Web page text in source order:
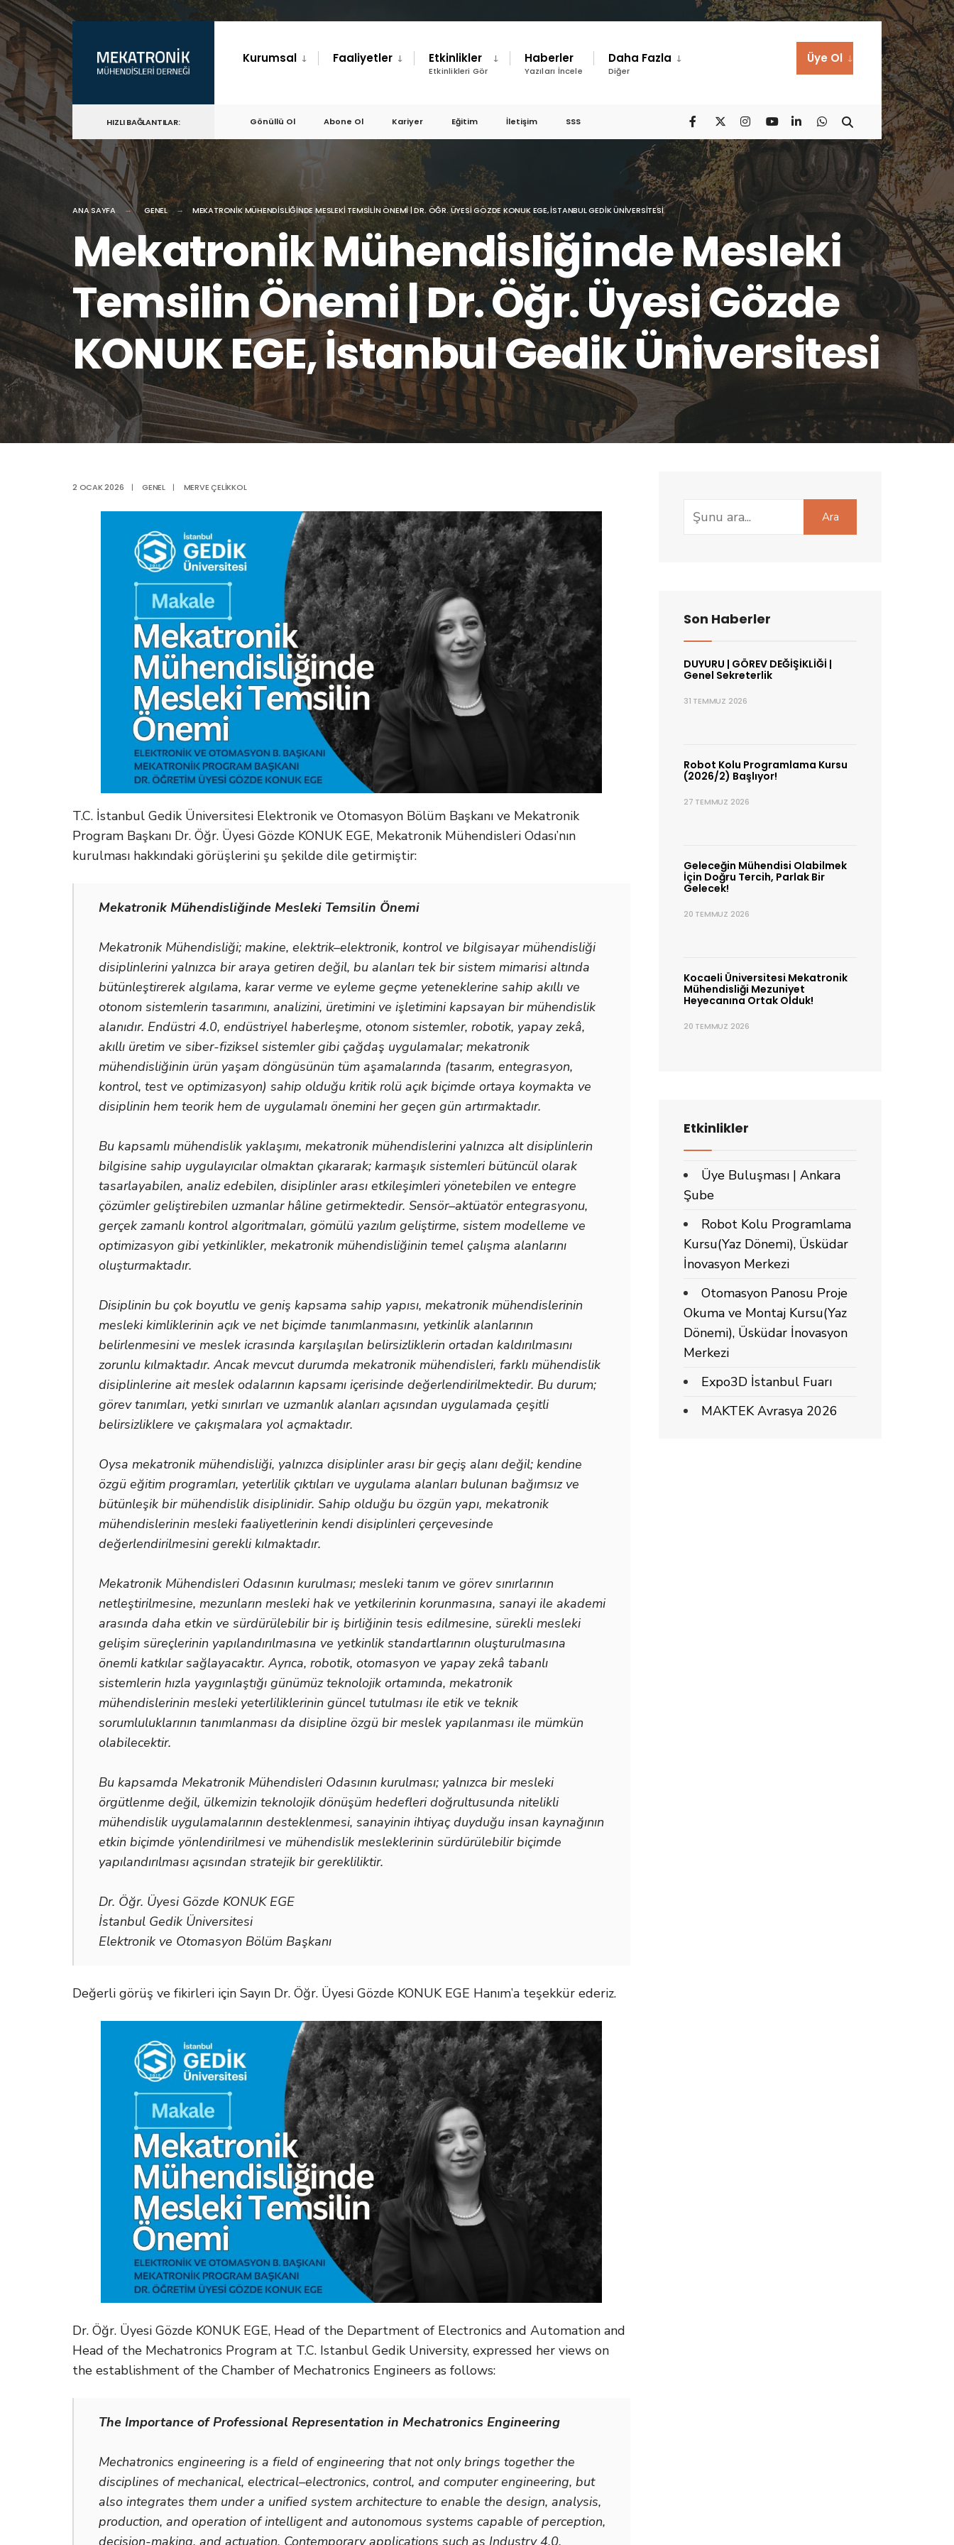
content
Kurumsal Faaliyetler Etkinlikler
Etkinlikleri Gör
Haberler
Yazıları İncele
Daha Fazla
Diğer
Üye Ol
HIZLI BAĞLANTILAR: Gönüllü Ol Abone Ol Kariyer Eğitim İletişim SSS
ANA SAYFA GENEL MEKATRONIK MÜHENDISLIĞINDE MESLEKI TEMSILIN ÖNEMI | DR. ÖĞR. ÜYESI GÖZDE KONUK EGE, İSTANBUL GEDIK ÜNIVERSITESI
Mekatronik Mühendisliğinde Mesleki
Temsilin Önemi | Dr. Öğr. Üyesi Gözde
KONUK EGE, İstanbul Gedik Üniversitesi
2 OCAK 2026 | GENEL | MERVE ÇELIKKOL
T.C. İstanbul Gedik Üniversitesi Elektronik ve Otomasyon Bölüm Başkanı ve Mekatronik
Program Başkanı Dr. Öğr. Üyesi Gözde KONUK EGE, Mekatronik Mühendisleri Odası’nın
kurulması hakkındaki görüşlerini şu şekilde dile getirmiştir:
Mekatronik Mühendisliğinde Mesleki Temsilin Önemi
Mekatronik Mühendisliği; makine, elektrik–elektronik, kontrol ve bilgisayar mühendisliği
disiplinlerini yalnızca bir araya getiren değil, bu alanları tek bir sistem mimarisi altında
bütünleştirerek algılama, karar verme ve eyleme geçme yeteneklerine sahip akıllı ve
otonom sistemlerin tasarımını, analizini, üretimini ve işletimini kapsayan bir mühendislik
alanıdır. Endüstri 4.0, endüstriyel haberleşme, otonom sistemler, robotik, yapay zekâ,
akıllı üretim ve siber-fiziksel sistemler gibi çağdaş uygulamalar; mekatronik
mühendisliğinin ürün yaşam döngüsünün tüm aşamalarında (tasarım, entegrasyon,
kontrol, test ve optimizasyon) sahip olduğu kritik rolü açık biçimde ortaya koymakta ve
disiplinin hem teorik hem de uygulamalı önemini her geçen gün artırmaktadır.
Bu kapsamlı mühendislik yaklaşımı, mekatronik mühendislerini yalnızca alt disiplinlerin
bilgisine sahip uygulayıcılar olmaktan çıkararak; karmaşık sistemleri bütüncül olarak
tasarlayabilen, analiz edebilen, disiplinler arası etkileşimleri yönetebilen ve entegre
çözümler geliştirebilen uzmanlar hâline getirmektedir. Sensör–aktüatör entegrasyonu,
gerçek zamanlı kontrol algoritmaları, gömülü yazılım geliştirme, sistem modelleme ve
optimizasyon gibi yetkinlikler, mekatronik mühendisliğinin temel çalışma alanlarını
oluşturmaktadır.
Disiplinin bu çok boyutlu ve geniş kapsama sahip yapısı, mekatronik mühendislerinin
mesleki kimliklerinin açık ve net biçimde tanımlanmasını, yetkinlik alanlarının
belirlenmesini ve meslek icrasında karşılaşılan belirsizliklerin ortadan kaldırılmasını
zorunlu kılmaktadır. Ancak mevcut durumda mekatronik mühendisleri, farklı mühendislik
disiplinlerine ait meslek odalarının kapsamı içerisinde değerlendirilmektedir. Bu durum;
görev tanımları, yetki sınırları ve uzmanlık alanları açısından uygulamada çeşitli
belirsizliklere ve çakışmalara yol açmaktadır.
Oysa mekatronik mühendisliği, yalnızca disiplinler arası bir geçiş alanı değil; kendine
özgü eğitim programları, yeterlilik çıktıları ve uygulama alanları bulunan bağımsız ve
bütünleşik bir mühendislik disiplinidir. Sahip olduğu bu özgün yapı, mekatronik
mühendislerinin mesleki faaliyetlerinin kendi disiplinleri çerçevesinde
değerlendirilmesini gerekli kılmaktadır.
Mekatronik Mühendisleri Odasının kurulması; mesleki tanım ve görev sınırlarının
netleştirilmesine, mezunların mesleki hak ve yetkilerinin korunmasına, sanayi ile akademi
arasında daha etkin ve sürdürülebilir bir iş birliğinin tesis edilmesine, sürekli mesleki
gelişim süreçlerinin yapılandırılmasına ve yetkinlik standartlarının oluşturulmasına
önemli katkılar sağlayacaktır. Ayrıca, robotik, otomasyon ve yapay zekâ tabanlı
sistemlerin hızla yaygınlaştığı günümüz teknolojik ortamında, mekatronik
mühendislerinin mesleki yeterliliklerinin güncel tutulması ile etik ve teknik
sorumluluklarının tanımlanması da disipline özgü bir meslek yapılanması ile mümkün
olabilecektir.
Bu kapsamda Mekatronik Mühendisleri Odasının kurulması; yalnızca bir mesleki
örgütlenme değil, ülkemizin teknolojik dönüşüm hedefleri doğrultusunda nitelikli
mühendislik uygulamalarının desteklenmesi, sanayinin ihtiyaç duyduğu insan kaynağının
etkin biçimde yönlendirilmesi ve mühendislik mesleklerinin sürdürülebilir biçimde
yapılandırılması açısından stratejik bir gerekliliktir.
Dr. Öğr. Üyesi Gözde KONUK EGE
İstanbul Gedik Üniversitesi
Elektronik ve Otomasyon Bölüm Başkanı
Değerli görüş ve fikirleri için Sayın Dr. Öğr. Üyesi Gözde KONUK EGE Hanım’a teşekkür ederiz.
Dr. Öğr. Üyesi Gözde KONUK EGE, Head of the Department of Electronics and Automation and
Head of the Mechatronics Program at T.C. Istanbul Gedik University, expressed her views on
the establishment of the Chamber of Mechatronics Engineers as follows:
The Importance of Professional Representation in Mechatronics Engineering
Mechatronics engineering is a field of engineering that not only brings together the
disciplines of mechanical, electrical–electronics, control, and computer engineering, but
also integrates them under a unified system architecture to enable the design, analysis,
production, and operation of intelligent and autonomous systems capable of perception,
Search
for:
Ara
Son Haberler
DUYURU | GÖREV DEĞİŞİKLİĞİ |
Genel Sekreterlik
31 TEMMUZ 2026
Robot Kolu Programlama Kursu
(2026/2) Başlıyor!
27 TEMMUZ 2026
Geleceğin Mühendisi Olabilmek
İçin Doğru Tercih, Parlak Bir
Gelecek!
20 TEMMUZ 2026
Kocaeli Üniversitesi Mekatronik
Mühendisliği Mezuniyet
Heyecanına Ortak Olduk!
20 TEMMUZ 2026
Etkinlikler
Üye Buluşması | Ankara
Şube
Robot Kolu Programlama
Kursu(Yaz Dönemi), Üsküdar
İnovasyon Merkezi
Otomasyon Panosu Proje
Okuma ve Montaj Kursu(Yaz
Dönemi), Üsküdar İnovasyon
Merkezi
Expo3D İstanbul Fuarı
MAKTEK Avrasya 2026